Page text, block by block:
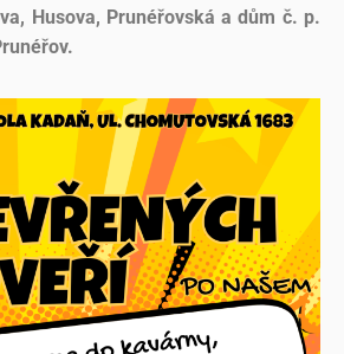
Husova, Prunéřovská a dům č. p.